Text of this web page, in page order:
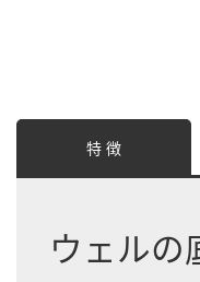
特 徴
ウェルの